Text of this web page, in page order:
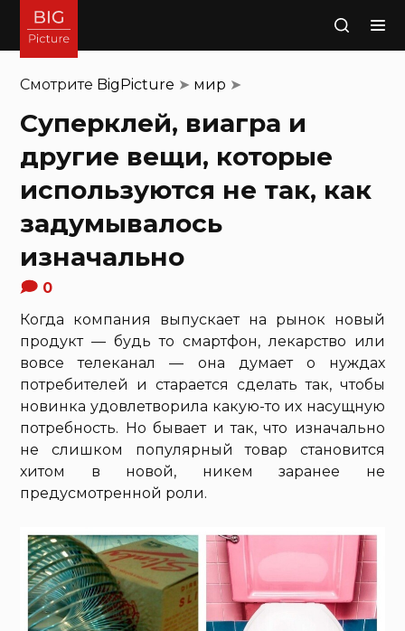
Поиск
Смотрите BigPicture ➤ мир ➤
Суперклей, виагра и
другие вещи, которые
используются не так, как
задумывалось
изначально
0
Когда компания выпускает на рынок новый
продукт — будь то смартфон, лекарство или
вовсе телеканал — она думает о нуждах
потребителей и старается сделать так, чтобы
новинка удовлетворила какую-то их насущную
потребность. Но бывает и так, что изначально
не слишком популярный товар становится
хитом в новой, никем заранее не
предусмотренной роли.